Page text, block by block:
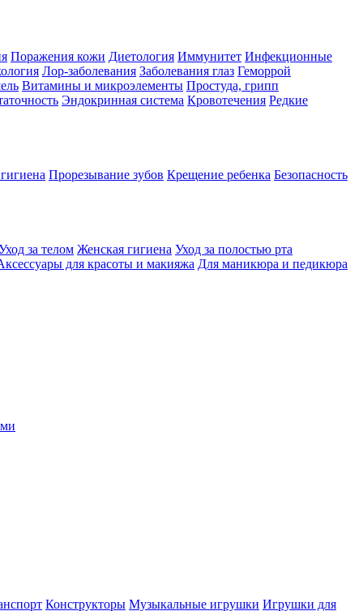
Поражения кожи Диетология Иммунитет Инфекционные
Лор-заболевания Заболевания глаз Геморрой
Витамины и микроэлементы Простуда, грипп
Эндокринная система Кровотечения Редкие
Прорезывание зубов Крещение ребенка Безопасность
за телом Женская гигиена Уход за полостью рта
для красоты и макияжа Для маникюра и педикюра
Конструкторы Музыкальные игрушки Игрушки для